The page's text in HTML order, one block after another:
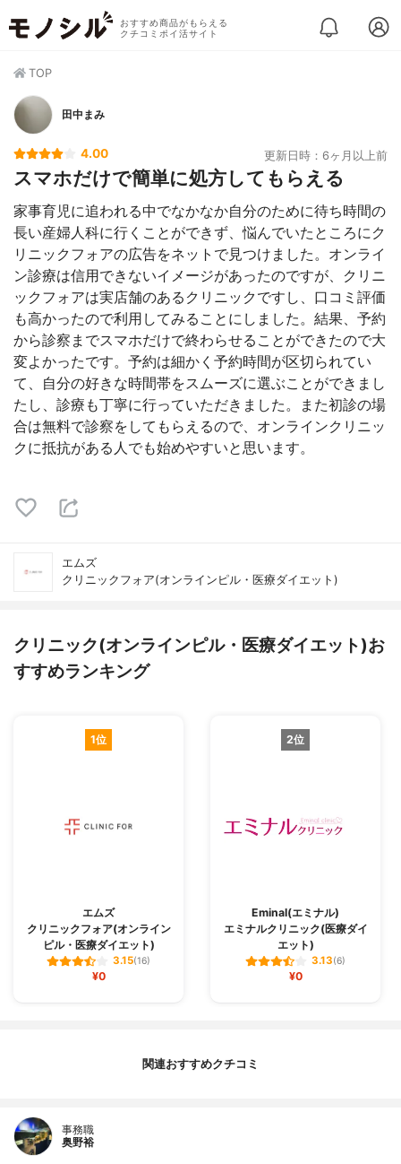
おすすめ商品がもらえる
クチコミポイ活サイト
TOP
田中まみ
4.00 更新日時：6ヶ月以上前
スマホだけで簡単に処方してもらえる
家事育児に追われる中でなかなか自分のために待ち時間の
長い産婦人科に行くことができず、悩んでいたところにク
リニックフォアの広告をネットで見つけました。オンライ
ン診療は信用できないイメージがあったのですが、クリニ
ックフォアは実店舗のあるクリニックですし、口コミ評価
も高かったので利用してみることにしました。結果、予約
から診察までスマホだけで終わらせることができたので大
変よかったです。予約は細かく予約時間が区切られてい
て、自分の好きな時間帯をスムーズに選ぶことができまし
たし、診療も丁寧に行っていただきました。また初診の場
合は無料で診察をしてもらえるので、オンラインクリニッ
クに抵抗がある人でも始めやすいと思います。
エムズ
クリニックフォア(オンラインピル・医療ダイエット)
クリニック(オンラインピル・医療ダイエット)お
すすめランキング
1位
エムズ
クリニックフォア(オンライン
ピル・医療ダイエット)
3.15(16)
¥0
2位
Eminal(エミナル)
エミナルクリニック(医療ダイ
エット)
3.13(6)
¥0
関連おすすめクチコミ
事務職
奥野裕